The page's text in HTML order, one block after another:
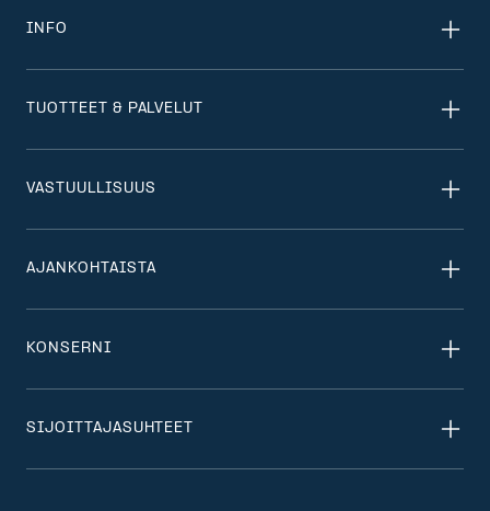
INFO
TUOTTEET & PALVELUT
VASTUULLISUUS
AJANKOHTAISTA
KONSERNI
SIJOITTAJASUHTEET